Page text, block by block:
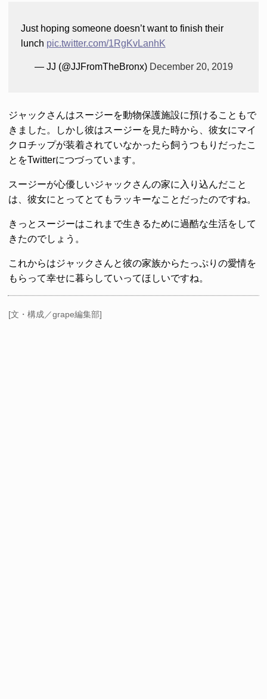
Just hoping someone doesn’t want to finish their
lunch pic.twitter.com/1RgKvLanhK
— JJ (@JJFromTheBronx) December 20, 2019
ジャックさんはスージーを動物保護施設に預けることもで
きました。しかし彼はスージーを見た時から、彼女にマイ
クロチップが装着されていなかったら飼うつもりだったこ
とをTwitterにつづっています。
スージーが心優しいジャックさんの家に入り込んだこと
は、彼女にとってとてもラッキーなことだったのですね。
きっとスージーはこれまで生きるために過酷な生活をして
きたのでしょう。
これからはジャックさんと彼の家族からたっぷりの愛情を
もらって幸せに暮らしていってほしいですね。
[文・構成／grape編集部]